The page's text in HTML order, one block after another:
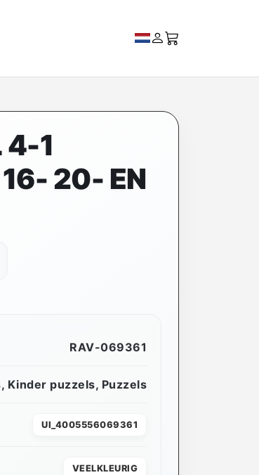
4-1
20- EN
RAV-069361
, Kinder puzzels, Puzzels
UI_4005556069361
VEELKLEURIG